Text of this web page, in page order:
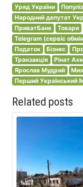
Уряд України
Народний депутат
ПриватБанк
Товари
Telegram (сервіс
Податок
Бізнес
Транзакція
Рінат
Ярослав Мудрий
Перший Український
Related posts